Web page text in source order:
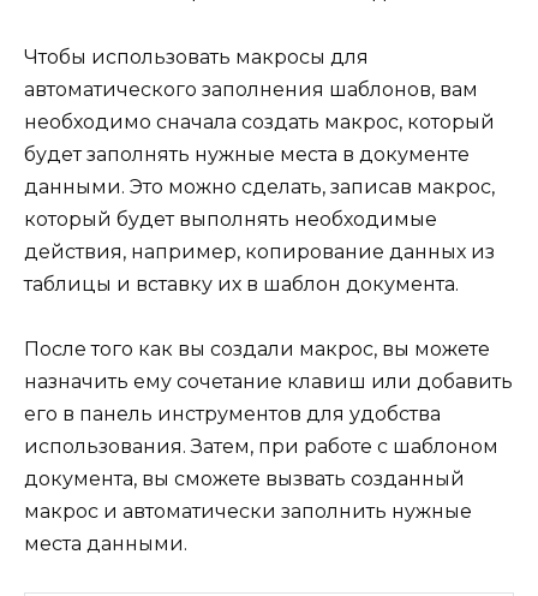
Чтобы использовать макросы для
автоматического заполнения шаблонов, вам
необходимо сначала создать макрос, который
будет заполнять нужные места в документе
данными. Это можно сделать, записав макрос,
который будет выполнять необходимые
действия, например, копирование данных из
таблицы и вставку их в шаблон документа.
После того как вы создали макрос, вы можете
назначить ему сочетание клавиш или добавить
его в панель инструментов для удобства
использования. Затем, при работе с шаблоном
документа, вы сможете вызвать созданный
макрос и автоматически заполнить нужные
места данными.